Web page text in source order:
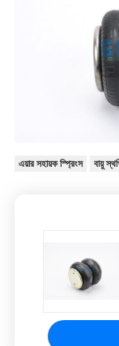
এয়ার সহায়ক স্প্রিংস বায়ু